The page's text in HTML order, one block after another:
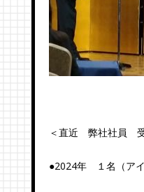
＜直近 弊社社員
●2024年 １名（アイ